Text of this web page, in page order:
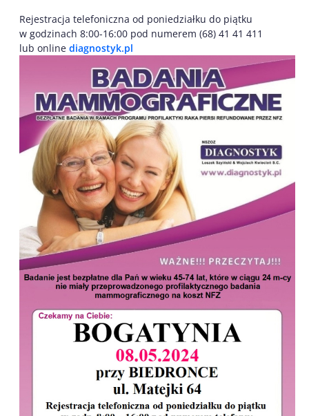
Rejestracja telefoniczna od poniedziałku do piątku
w godzinach 8:00-16:00 pod numerem (68) 41 41 411
lub online diagnostyk.pl